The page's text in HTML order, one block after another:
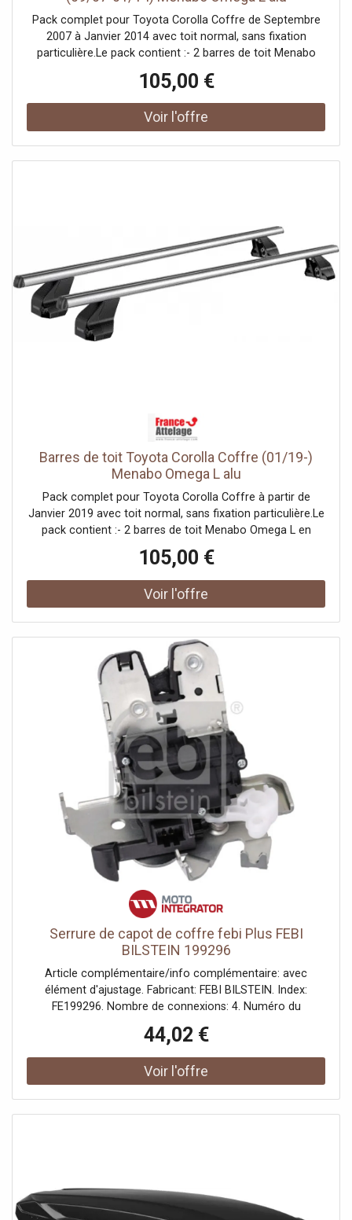
Pack complet pour Toyota Corolla Coffre de Septembre
2007 à Janvier 2014 avec toit normal, sans fixation
particulière.Le pack contient :- 2 barres de toit Menabo
de fixation DLKIT19G permettant l'installation du
matériel.Toit normal :Le toit est "nu", c'est-à-dire qu'il ne
contient pas de point d'ancrage en particulier : aucune
barre longitudinale, aucun point de fixation... Un kit de
105,00 €
Barres de toit Toyota Corolla Coffre (01/19-)
Menabo Omega L alu
Pack complet pour Toyota Corolla Coffre à partir de
Janvier 2019 avec toit normal, sans fixation particulière.Le
pack contient :- 2 barres de toit Menabo Omega L en
aluminium de 130 cm ;- 4 pieds de toit ;- le kit de
fixation DLKIT19G permettant l'installation du matériel.Toit
normal :Le toit est "nu", c'est-à-dire qu'il ne contient pas
de point d'ancrage en particulier : aucune barre
l'intérieur du montant de porte.Exemple de toit normal
(sans fixation particulière) :
105,00 €
Serrure de capot de coffre febi Plus FEBI
BILSTEIN 199296
Article complémentaire/info complémentaire: avec
élément d'ajustage. Fabricant: FEBI BILSTEIN. Index:
FE199296. Nombre de connexions: 4. Numéro du
44,02 €